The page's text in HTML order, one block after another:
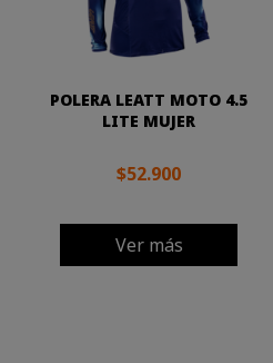
POLERA LEATT MOTO 4.5
LITE MUJER
$52.900
Ver más